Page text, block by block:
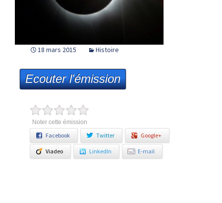
18 mars 2015 Histoire
Ecouter l'émission
Noter cette émission
Facebook Twitter Google+
Viadeo LinkedIn E-mail